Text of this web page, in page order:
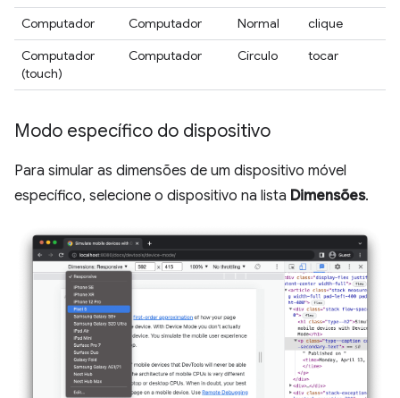
Computador Computador Normal
clique
Computador
(touch)
Computador Círculo tocar
Modo específico do dispositivo
Para simular as dimensões de um dispositivo móvel
específico, selecione o dispositivo na lista Dimensões.